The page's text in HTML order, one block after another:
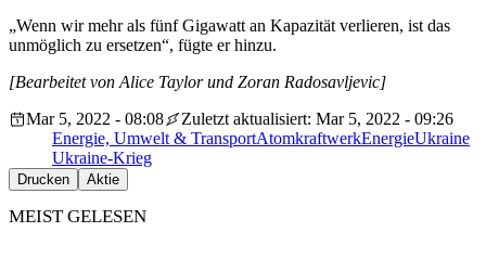
„Wenn wir mehr als fünf Gigawatt an Kapazität verlieren, ist das
unmöglich zu ersetzen“, fügte er hinzu.
[Bearbeitet von Alice Taylor und Zoran Radosavljevic]
Mar 5, 2022 - 08:08
Zuletzt aktualisiert: Mar 5, 2022 - 09:26
Energie, Umwelt & TransportAtomkraftwerkEnergieUkraine
Ukraine-Krieg
Drucken Aktie
MEIST GELESEN